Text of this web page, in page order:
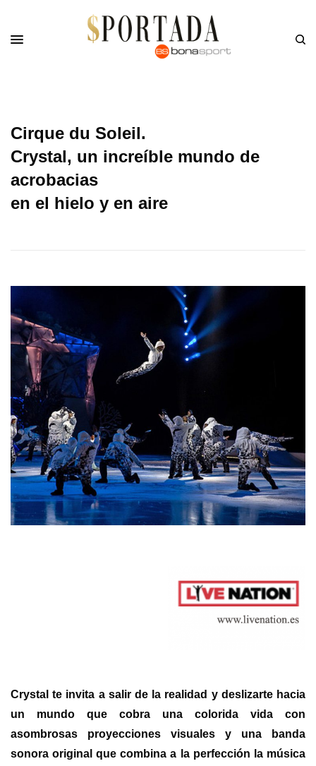
Cirque du Soleil.
Crystal, un increíble mundo de
acrobacias
en el hielo y en aire
Crystalte invita a salir de la realidad y deslizarte hacia
un mundo que cobra una colorida vida con
asombrosas proyecciones visuales y una banda
sonora original que combina a la perfección la música